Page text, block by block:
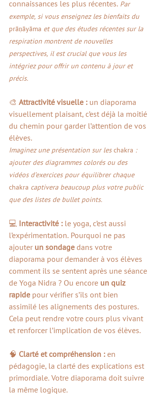
connaissances les plus récentes. Par
exemple, si vous enseignez les bienfaits du
prāṇāyāma et que des études récentes sur la
respiration montrent de nouvelles
perspectives, il est crucial que vous les
intégriez pour offrir un contenu à jour et
précis.
🎨 Attractivité visuelle : un diaporama
visuellement plaisant, c’est déjà la moitié
du chemin pour garder l’attention de vos
élèves.
Imaginez une présentation sur les chakra :
ajouter des diagrammes colorés ou des
vidéos d’exercices pour équilibrer chaque
chakra captivera beaucoup plus votre public
que des listes de bullet points.
💻 Interactivité :
le yoga, c’est aussi
l’expérimentation. Pourquoi ne pas
ajouter un sondage dans votre
diaporama pour demander à vos élèves
comment ils se sentent après une séance
de Yoga Nidra ? Ou encore un quiz
rapide pour vérifier s’ils ont bien
assimilé les alignements des postures.
Cela peut rendre votre cours plus vivant
et renforcer l’implication de vos élèves.
🧠 Clarté et compréhension : en
pédagogie, la clarté des explications est
primordiale. Votre diaporama doit suivre
la même logique.